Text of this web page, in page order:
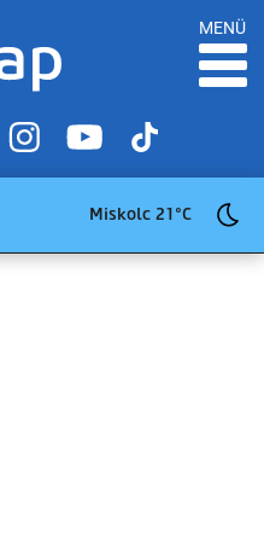
MENÜ
Miskolc 21°C